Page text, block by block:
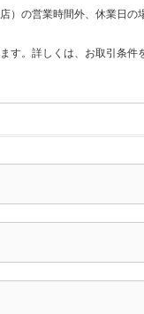
）の営業時間外、休業日
。詳しくは、お取引条件